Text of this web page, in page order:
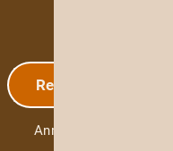
Registrierung
Anmeldung